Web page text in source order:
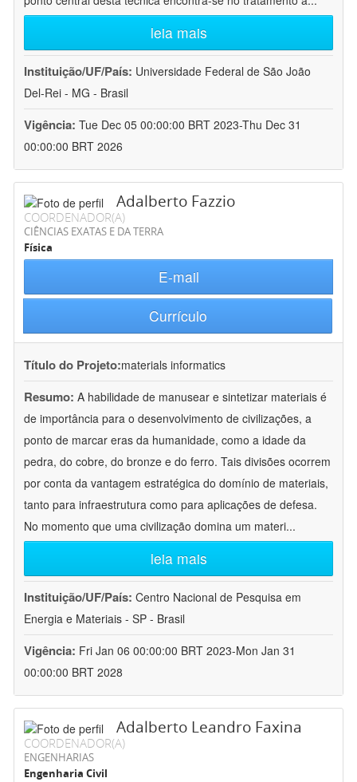
leia mais
Instituição/UF/País: Universidade Federal de São João
Del-Rei - MG - Brasil
Vigência: Tue Dec 05 00:00:00 BRT 2023-Thu Dec 31
00:00:00 BRT 2026
Adalberto Fazzio
COORDENADOR(A)
CIÊNCIAS EXATAS E DA TERRA
Física
E-mail
Currículo
Título do Projeto:materials informatics
Resumo: A habilidade de manusear e sintetizar materiais é
de importância para o desenvolvimento de civilizações, a
ponto de marcar eras da humanidade, como a idade da
pedra, do cobre, do bronze e do ferro. Tais divisões ocorrem
por conta da vantagem estratégica do domínio de materiais,
tanto para infraestrutura como para aplicações de defesa.
No momento que uma civilização domina um materi...
leia mais
Instituição/UF/País: Centro Nacional de Pesquisa em
Energia e Materiais - SP - Brasil
Vigência: Fri Jan 06 00:00:00 BRT 2023-Mon Jan 31
00:00:00 BRT 2028
Adalberto Leandro Faxina
COORDENADOR(A)
ENGENHARIAS
Engenharia Civil